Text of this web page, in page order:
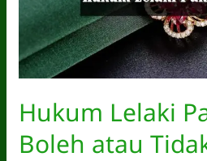
Hukum Lelaki
Boleh atau